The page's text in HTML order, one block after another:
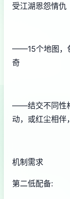
受江湖恩怨情仇
——15个地图，
奇
——结交不同性
动，或红尘相伴
机制需求
第二低配备: